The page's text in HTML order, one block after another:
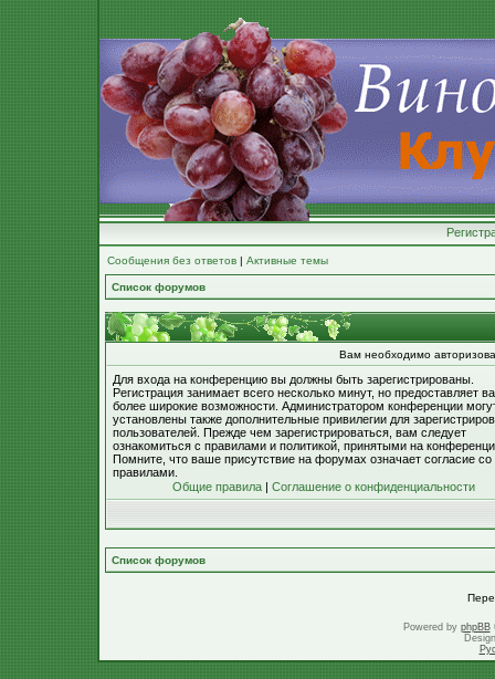
Сообщения без ответов | Активные темы
Список форумов
Вам необходимо
Для входа на конференцию вы должны быть зарегистрированы.
Регистрация занимает всего несколько минут, но предоставляет
более широкие возможности. Администратором конференции
установлены также дополнительные привилегии для
пользователей. Прежде чем зарегистрироваться, вам следует
ознакомиться с правилами и политикой, принятыми на
Помните, что ваше присутствие на форумах означает согласие со
правилами.
Общие правила | Соглашение о конфиденциальности
Список форумов
Powered by phpBB